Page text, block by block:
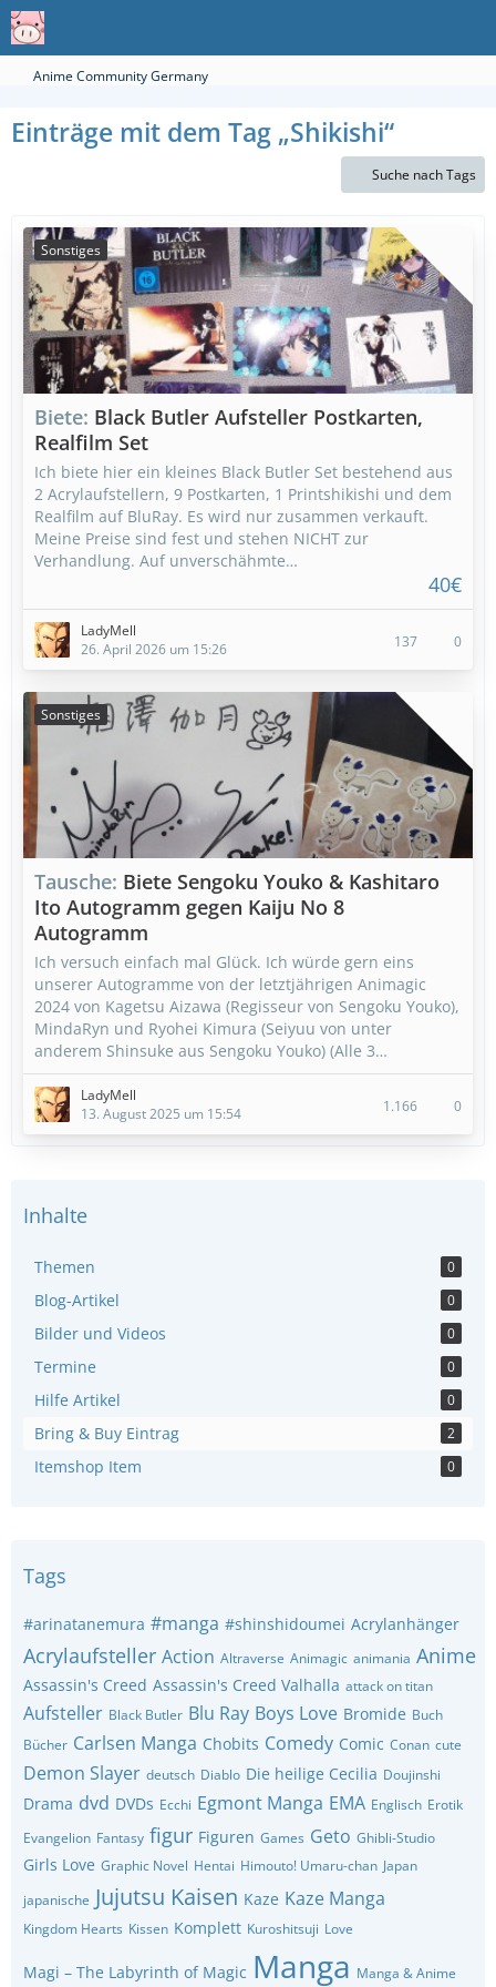
Anime Community Germany
Einträge mit dem Tag „Shikishi“
Suche nach Tags
Sonstiges
Biete Black Butler Aufsteller Postkarten,
Realfilm Set
Ich biete hier ein kleines Black Butler Set bestehend aus
2 Acrylaufstellern, 9 Postkarten, 1 Printshikishi und dem
Realfilm auf BluRay. Es wird nur zusammen verkauft.
Meine Preise sind fest und stehen NICHT zur
Verhandlung. Auf unverschähmte…
40€
LadyMell
26. April 2026 um 15:26
137 0
Sonstiges
Tausche Biete Sengoku Youko & Kashitaro
Ito Autogramm gegen Kaiju No 8
Autogramm
Ich versuch einfach mal Glück. Ich würde gern eins
unserer Autogramme von der letztjährigen Animagic
2024 von Kagetsu Aizawa (Regisseur von Sengoku Youko),
MindaRyn und Ryohei Kimura (Seiyuu von unter
anderem Shinsuke aus Sengoku Youko) (Alle 3…
LadyMell
13. August 2025 um 15:54
1.166 0
Inhalte
Themen 0
Blog-Artikel 0
Bilder und Videos 0
Termine 0
Hilfe Artikel 0
Bring & Buy Eintrag 2
Itemshop Item 0
Tags
#arinatanemura #manga #shinshidoumei Acrylanhänger
Acrylaufsteller Action Altraverse Animagic animania Anime
Assassin's Creed Assassin's Creed Valhalla attack on titan
Aufsteller Black Butler Blu Ray Boys Love Bromide Buch
Bücher Carlsen Manga Chobits Comedy Comic Conan cute
Demon Slayer deutsch Diablo Die heilige Cecilia Doujinshi
Drama dvd DVDs Ecchi Egmont Manga EMA Englisch Erotik
Evangelion Fantasy figur Figuren Games Geto Ghibli-Studio
Girls Love Graphic Novel Hentai Himouto! Umaru-chan Japan
japanische Jujutsu Kaisen Kaze Kaze Manga
Kingdom Hearts Kissen Komplett Kuroshitsuji Love
Magi – The Labyrinth of Magic Manga Manga & Anime